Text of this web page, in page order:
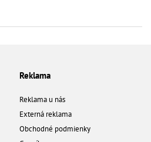
Reklama
Reklama u nás
Externá reklama
Obchodné podmienky